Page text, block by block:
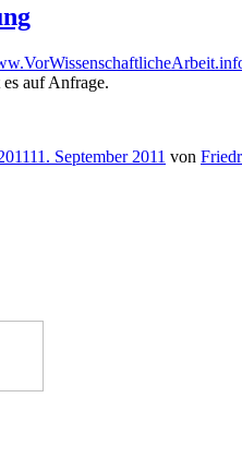
auf Anfrage.
11. September 2011 von